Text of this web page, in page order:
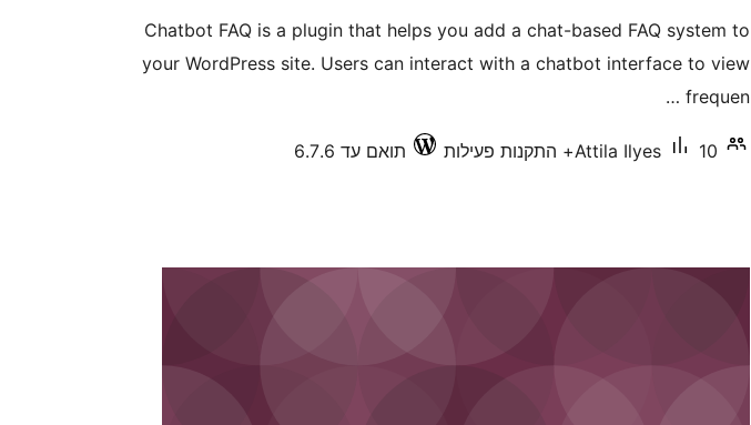
Chatbot FAQ is a plugin that helps you add a chat-based FAQ system to
your WordPress site. Users can interact with a chatbot interface to view
frequen …
Attila Ilyes 10+ התקנות פעילות תואם עד 6.7.6